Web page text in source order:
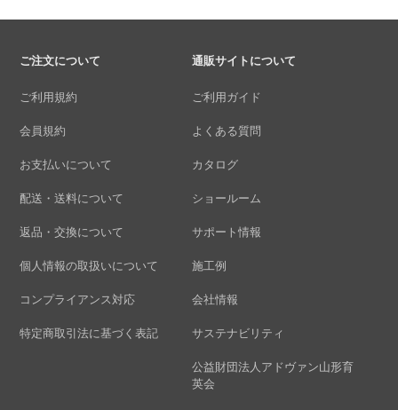
ご注文について
ご利用規約
会員規約
お支払いについて
配送・送料について
返品・交換について
個人情報の取扱いについて
コンプライアンス対応
特定商取引法に基づく表記
通販サイトについて
ご利用ガイド
よくある質問
カタログ
ショールーム
サポート情報
施工例
会社情報
サステナビリティ
公益財団法人アドヴァン山形育
英会